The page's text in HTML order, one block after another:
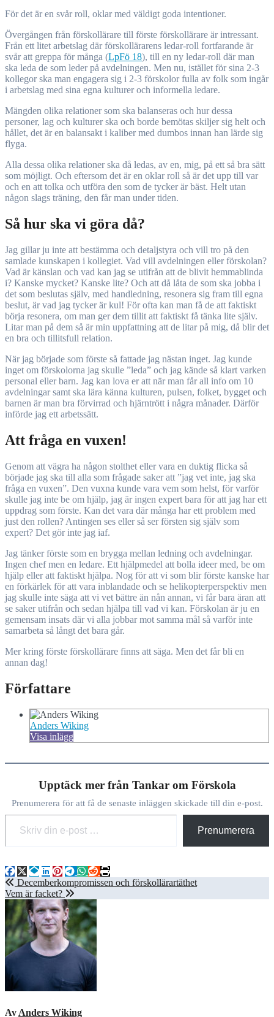
För det är en svår roll, oklar med väldigt goda intentioner.
Övergången från förskollärare till förste förskollärare är intressant.
Från ett litet arbetslag där förskollärarens ledar-roll fortfarande är
svår att greppa för många (LpFö 18), till en ny ledar-roll där man
ska leda de som leder på avdelningen. Men nu, istället för sina 2-3
kollegor ska man engagera sig i 2-3 förskolor fulla av folk som ingår
i arbetslag med sina egna kulturer och informella ledare.
Mängden olika relationer som ska balanseras och hur dessa
personer, lag och kulturer ska och borde bemötas skiljer sig helt och
hållet, det är en balansakt i kaliber med dumbos innan han lärde sig
flyga.
Alla dessa olika relationer ska då ledas, av en, mig, på ett så bra sätt
som möjligt. Och eftersom det är en oklar roll så är det upp till var
och en att tolka och utföra den som de tycker är bäst. Helt utan
någon slags träning, den får man under tiden.
Så hur ska vi göra då?
Jag gillar ju inte att bestämma och detaljstyra och vill tro på den
samlade kunskapen i kollegiet. Vad vill avdelningen eller förskolan?
Vad är känslan och vad kan jag se utifrån att de blivit hemmablinda
i? Kanske mycket? Kanske lite? Och att då låta de som ska jobba i
det som beslutas själv, med handledning, resonera sig fram till egna
beslut, är vad jag tycker är kul! För ofta kan man få de att faktiskt
börja resonera, om man ger dem tillit att faktiskt få tänka lite själv.
Litar man på dem så är min uppfattning att de litar på mig, då blir det
en bra och tillitsfull relation.
När jag började som förste så fattade jag nästan inget. Jag kunde
inget om förskolorna jag skulle ”leda” och jag kände så klart varken
personal eller barn. Jag kan lova er att när man får all info om 10
avdelningar samt ska lära känna kulturen, pulsen, folket, bygget och
barnen är man bra förvirrad och hjärntrött i några månader. Därför
införde jag ett arbetssätt.
Att fråga en vuxen!
Genom att vägra ha någon stolthet eller vara en duktig flicka så
började jag ska till alla som frågade saker att ”jag vet inte, jag ska
fråga en vuxen”. Den vuxna kunde vara vem som helst, för varför
skulle jag inte be om hjälp, jag är ingen expert bara för att jag har ett
uppdrag som förste. Kan det vara där många har ett problem med
just den rollen? Antingen ses eller så ser försten sig själv som
expert? Det gör inte jag iaf.
Jag tänker förste som en brygga mellan ledning och avdelningar.
Ingen chef men en ledare. Ett hjälpmedel att bolla ideer med, be om
hjälp eller att faktiskt hjälpa. Nog för att vi som blir förste kanske har
en förkärlek för att vara inblandade och se helikopterperspektiv men
jag skulle inte säga att vi vet bättre än nån annan, vi får bara äran att
se saker utifrån och sedan hjälpa till vad vi kan. Förskolan är ju en
gemensam insats där vi alla jobbar mot samma mål så varför inte
samarbeta så långt det bara går.
Mer kring förste förskollärare finns att säga. Men det får bli en
annan dag!
Författare
Anders Wiking
Visa inlägg
Upptäck mer från Tankar om Förskola
Prenumerera för att få de senaste inläggen skickade till din e-post.
Skriv din e-post …
Prenumerera
Inläggsnavigering
Decemberkompromissen och förskollärartäthet
Vem är facket?
Av Anders Wiking